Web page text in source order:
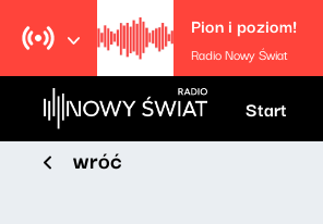
Pion i poziom!
Radio Nowy Świat
Start
wróć